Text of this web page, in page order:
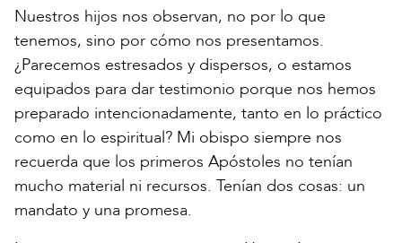
Nuestros hijos nos observan, no por lo que
tenemos, sino por cómo nos presentamos.
¿Parecemos estresados y dispersos, o estamos
equipados para dar testimonio porque nos hemos
preparado intencionadamente, tanto en lo práctico
como en lo espiritual? Mi obispo siempre nos
recuerda que los primeros Apóstoles no tenían
mucho material ni recursos. Tenían dos cosas: un
mandato y una promesa.